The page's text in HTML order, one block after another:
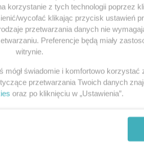
Pociągi i pogrzeby wiele łączy.
istnienia, była wykorzystywana
30 kwietnia 2020 | Autorzy:
korzystanie z tych technologii poprzez
wycofać klikając przycisk ustawień
przetwarzania danych nie
Preferencje będą miały
witrynie.
mógł świadomie i komfortowo
przetwarzania Twoich danych
oraz po kliknięciu w „Ustawienia”.